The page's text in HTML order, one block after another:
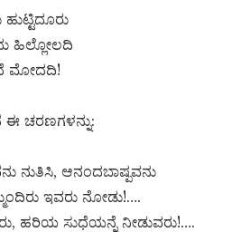
ಹಿಲ್ಲೋಲದಿ
ಮೋದದಿ!
ಚರಣಗಳನ್ನು:
ನುತಿಸಿ, ಆನಂದಬಾಷ್ಪವನು
ಇವರು ನೋಡು!….
ಹರಿಯ ಸುಧೆಯನ್ನೆ ನೀಡುವರು!….